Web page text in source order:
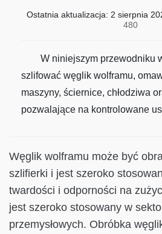
Ostatnia aktualizacja: 2 sierpnia
480
W niniejszym przewodniku
szlifować węglik wolframu,
maszyny, ściernice, chłodziwa
pozwalające na kontrolowane
Węglik wolframu może być
szlifierki i jest szeroko
twardości i odporności na
jest szeroko stosowany w
przemysłowych. Obróbka